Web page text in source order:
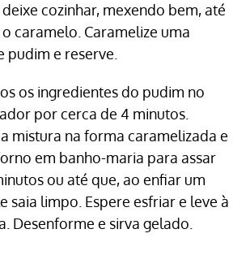
deixe cozinhar, mexendo bem, até
caramelo. Caramelize uma
pudim e reserve.
os ingredientes do pudim no
por cerca de 4 minutos.
mistura na forma caramelizada e
em banho-maria para assar
ou até que, ao enfiar um
saia limpo. Espere esfriar e leve à
Desenforme e sirva gelado.